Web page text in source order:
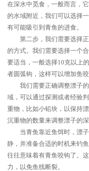
在深水中觅食，一般而言，
的水域附近，我们可以选择
有可能吸引到青鱼的进食。
第二步，我们需要选择
的方式。我们需要选择一个
要适当，一般选择10克以上
者圆弧钩，这样可以增加鱼咬
我们需要正确调整漂子
域，可以通过探测或者经验
重物，比如小铅块，以保持
沉重物的数量来调整漂子的深
当青鱼靠近鱼饵时，漂
静，并准备合适的时机来钓
往往意味着有青鱼咬钩了。
力，以免鱼线断裂。